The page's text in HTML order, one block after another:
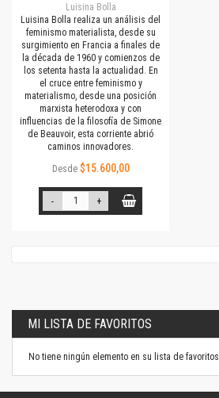
Luisina Bolla
Luisina Bolla realiza un análisis del
feminismo materialista, desde su
surgimiento en Francia a finales de
la década de 1960 y comienzos de
los setenta hasta la actualidad. En
el cruce entre feminismo y
materialismo, desde una posición
marxista heterodoxa y con
influencias de la filosofía de Simone
de Beauvoir, esta corriente abrió
caminos innovadores.
Desde $15.600,00
- +
MI LISTA DE FAVORITOS
No tiene ningún elemento en su lista de favoritos.